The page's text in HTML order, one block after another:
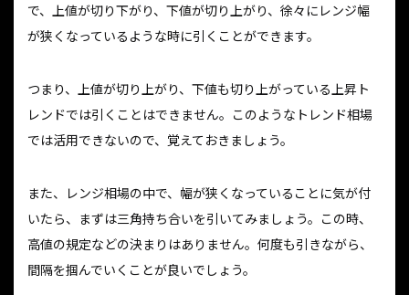
で、上値が切り下がり、下値が切り上がり、徐々にレンジ幅
が狭くなっているような時に引くことができます。
つまり、上値が切り上がり、下値も切り上がっている上昇ト
レンドでは引くことはできません。このようなトレンド相場
では活用できないので、覚えておきましょう。
また、レンジ相場の中で、幅が狭くなっていることに気が付
いたら、まずは三角持ち合いを引いてみましょう。この時、
高値の規定などの決まりはありません。何度も引きながら、
間隔を掴んでいくことが良いでしょう。